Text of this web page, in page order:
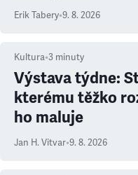
Erik Tabery•9. 8. 2026
Kultura•3 minuty
Výstava týdne:
kterému těžko
ho maluje
Jan H. Vitvar•9. 8. 2026